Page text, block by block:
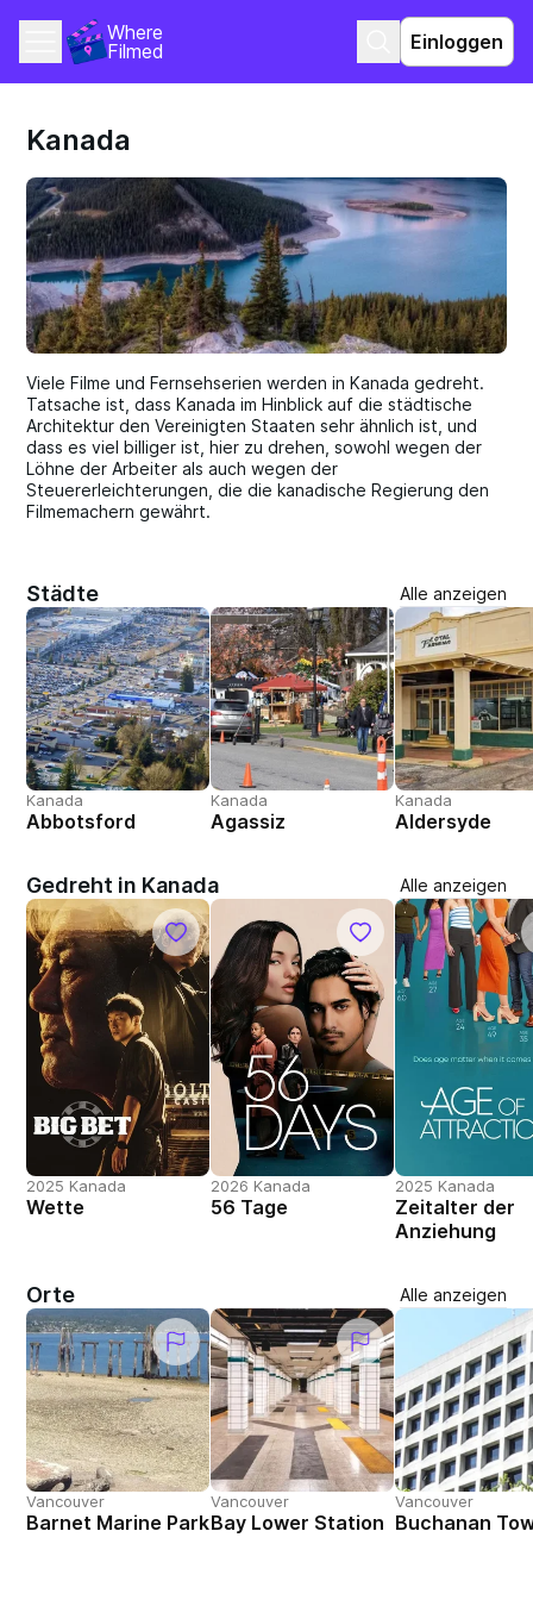
Where
Filmed
Einloggen
Kanada
Viele Filme und Fernsehserien werden in Kanada gedreht.
Tatsache ist, dass Kanada im Hinblick auf die städtische
Architektur den Vereinigten Staaten sehr ähnlich ist, und
dass es viel billiger ist, hier zu drehen, sowohl wegen der
Löhne der Arbeiter als auch wegen der
Steuererleichterungen, die die kanadische Regierung den
Filmemachern gewährt.
Städte Alle anzeigen
Kanada
Abbotsford
Kanada
Agassiz
Kanada
Aldersyde
Gedreht in Kanada Alle anzeigen
2025 Kanada
Wette
2026 Kanada
56 Tage
2025 Kanada
Zeitalter der
Anziehung
Orte Alle anzeigen
Vancouver
Barnet Marine Park
Vancouver
Bay Lower Station
Vancouver
Buchanan